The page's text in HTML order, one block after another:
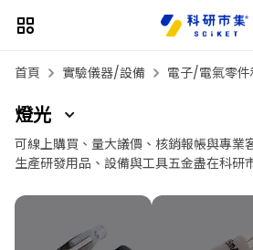
首頁 實驗儀器/設備 電子/電氣零
燈光
可線上購買、量大議價、核銷報帳與專業
生產研發用品、設備與工具五金盡在科研